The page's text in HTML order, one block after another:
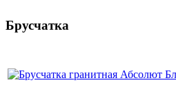
Брусчатка